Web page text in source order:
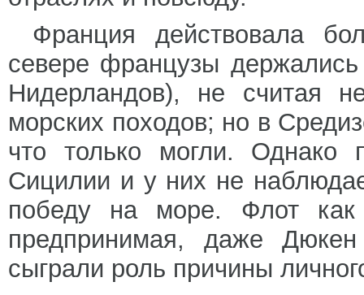
Франция действовала
севере французы
Нидерландов), не считая
морских походов; но в
что только могли. Однако
Сицилии и у них не
победу на море. Флот
предпринимая, даже
сыграли роль причины